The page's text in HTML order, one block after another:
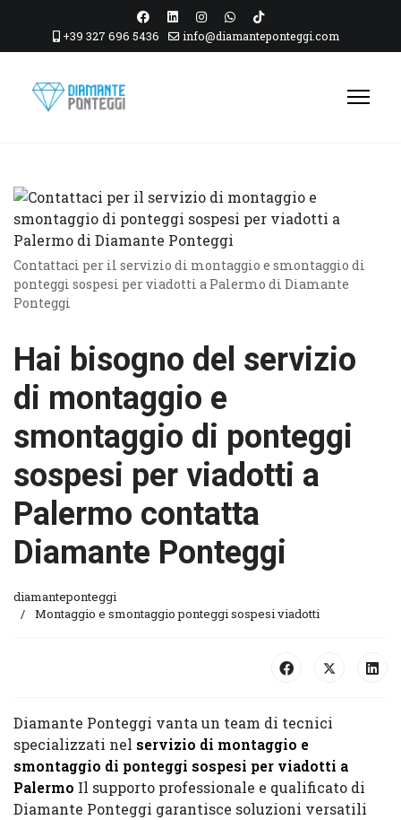
+39 327 696 5436 info@diamanteponteggi.com
Contattaci per il servizio di montaggio e smontaggio di
ponteggi sospesi per viadotti a Palermo di Diamante
Ponteggi
Hai bisogno del servizio
di montaggio e
smontaggio di ponteggi
sospesi per viadotti a
Palermo contatta
Diamante Ponteggi
diamanteponteggi
Montaggio e smontaggio ponteggi sospesi viadotti
Diamante Ponteggi vanta un team di tecnici
specializzati nel servizio di montaggio e
smontaggio di ponteggi sospesi per viadotti a
Palermo Il supporto professionale e qualificato di
Diamante Ponteggi garantisce soluzioni versatili